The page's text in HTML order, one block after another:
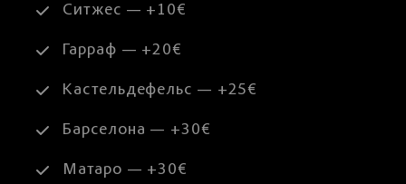
Ситжес — +10€
Гарраф — +20€
Кастельдефельс — +25€
Барселона — +30€
Матаро — +30€